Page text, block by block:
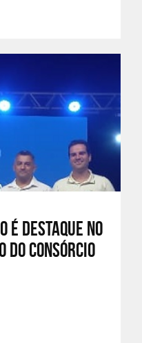
é Destaque no
do Consórcio